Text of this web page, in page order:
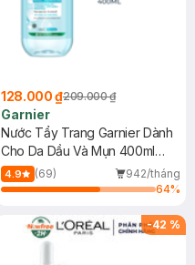
128.000 ₫209.000 ₫
Garnier
Nước Tẩy Trang Garnier Dành
Cho Da Dầu Và Mụn 400ml
(Mới)
4.9 (69)
942/tháng
64%
-42 %